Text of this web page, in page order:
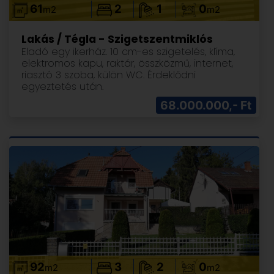
61m2 2 1 0m2
Lakás / Tégla - Szigetszentmiklós
Eladó egy ikerház. 10 cm-es szigetelés, klíma,
elektromos kapu, raktár, összközmű, internet,
riasztó 3 szoba, külön WC. Érdeklődni
egyeztetés után.
68.000.000,- Ft
92m2 3 2 0m2